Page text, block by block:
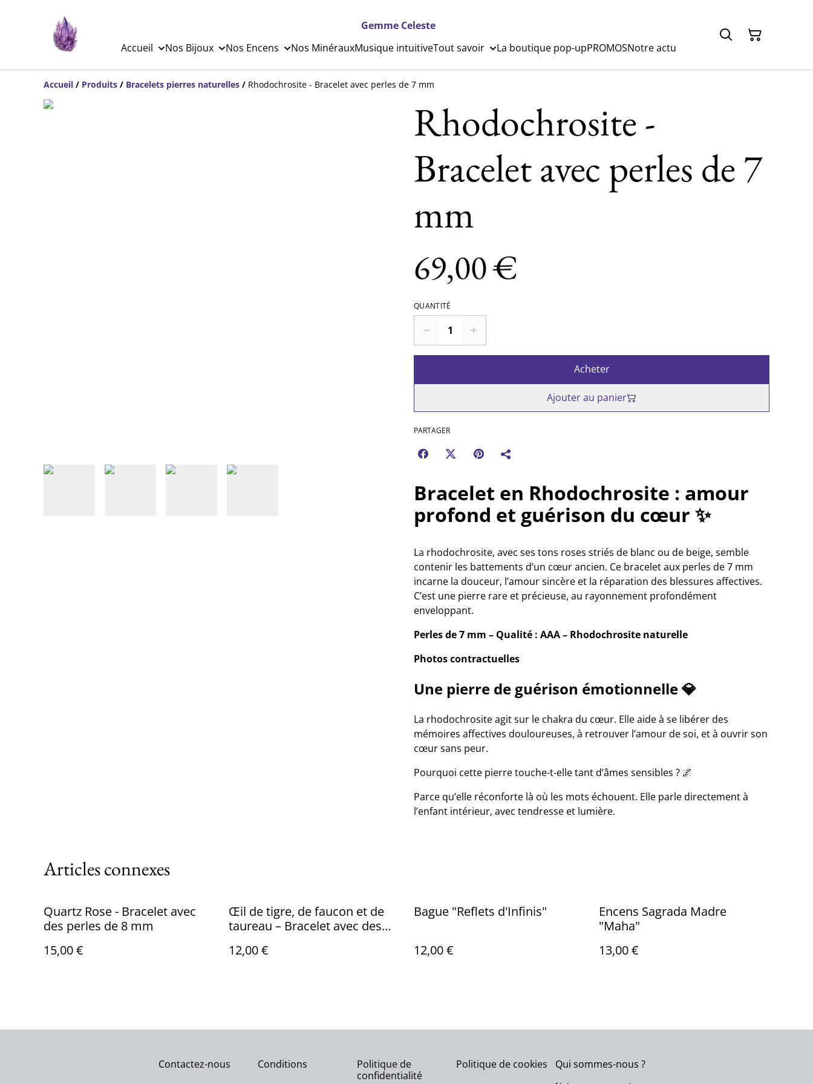
Gemme Celeste
Accueil
Nos Bijoux Nos Encens Nos MinérauxMusique intuitiveTout savoir La boutique pop-upPROMOSNotre actu
Accueil / Produits / Bracelets pierres naturelles / Rhodochrosite - Bracelet avec perles de 7 mm
Rhodochrosite -
Bracelet avec perles de 7
mm
69,00 €
QUANTITÉ
Acheter
Ajouter au panier
PARTAGER
Bracelet en Rhodochrosite : amour
profond et guérison du cœur ✨
La rhodochrosite, avec ses tons roses striés de blanc ou de beige, semble
contenir les battements d’un cœur ancien. Ce bracelet aux perles de 7 mm
incarne la douceur, l’amour sincère et la réparation des blessures affectives.
C’est une pierre rare et précieuse, au rayonnement profondément
enveloppant.
Perles de 7 mm – Qualité : AAA – Rhodochrosite naturelle
Photos contractuelles
Une pierre de guérison émotionnelle 💎
La rhodochrosite agit sur le chakra du cœur. Elle aide à se libérer des
mémoires affectives douloureuses, à retrouver l’amour de soi, et à ouvrir son
cœur sans peur.
Pourquoi cette pierre touche-t-elle tant d’âmes sensibles ? 🌌
Parce qu’elle réconforte là où les mots échouent. Elle parle directement à
l’enfant intérieur, avec tendresse et lumière.
Articles connexes
Quartz Rose - Bracelet avec
des perles de 8 mm
15,00 €
Œil de tigre, de faucon et de
taureau – Bracelet avec des
12,00 €
Bague "Reflets d'Infinis"
12,00 €
Encens Sagrada Madre
"Maha"
13,00 €
Contactez-nous Conditions
Politique de
confidentialité
Politique de cookies Qui sommes-nous ?